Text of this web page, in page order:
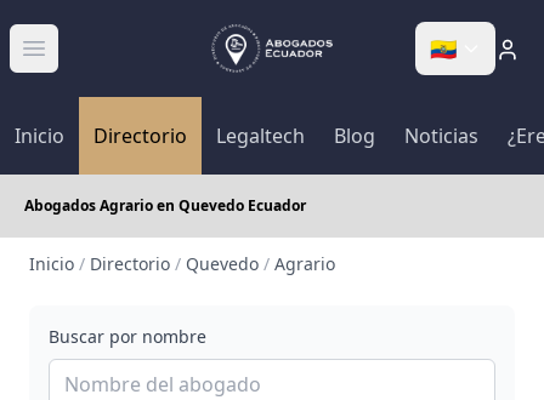
Abrir menú 🇪🇨
Inicio Directorio Legaltech Blog Noticias
Abogados Agrario en Quevedo Ecuador
Inicio / Directorio / Quevedo / Agrario
Buscar por nombre